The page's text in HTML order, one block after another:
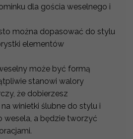
dla gościa weselnego i
można dopasować do stylu
elementów
może być formą
stanowi walory
że dobierzesz
winietki ślubne do stylu i
wesela, a będzie tworzyć